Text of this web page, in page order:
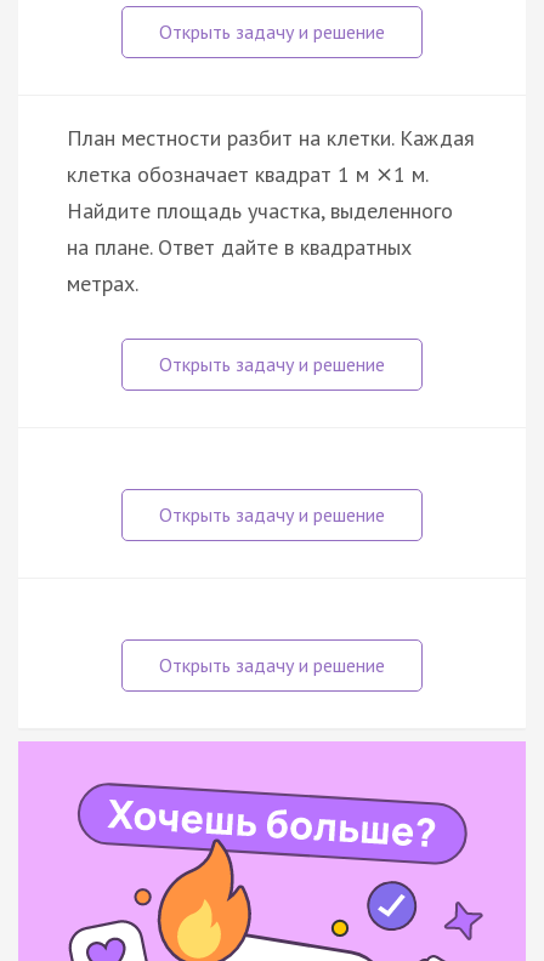
План местности разбит на клетки. Каждая
клетка обозначает квадрат 1 м ×1 м.
Найдите площадь участка, выделенного
на плане. Ответ дайте в квадратных
метрах.